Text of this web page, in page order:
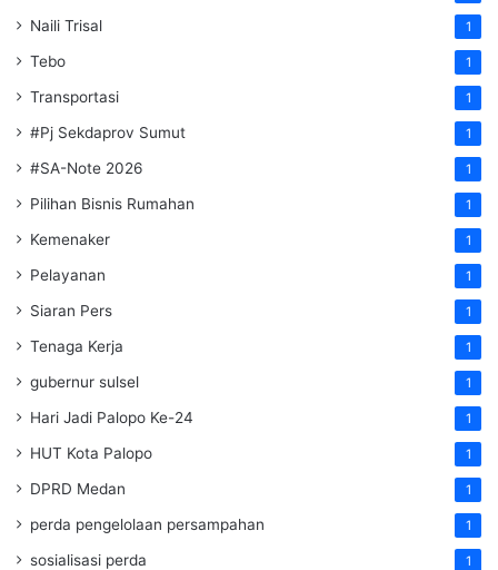
Naili Trisal 1
Tebo 1
Transportasi 1
#Pj Sekdaprov Sumut 1
#SA-Note 2026 1
Pilihan Bisnis Rumahan 1
Kemenaker 1
Pelayanan 1
Siaran Pers 1
Tenaga Kerja 1
gubernur sulsel 1
Hari Jadi Palopo Ke-24 1
HUT Kota Palopo 1
DPRD Medan 1
perda pengelolaan persampahan 1
sosialisasi perda 1